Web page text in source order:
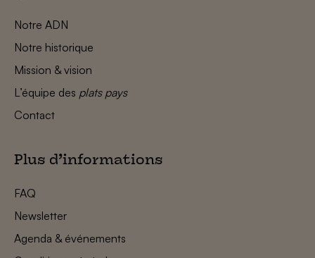
Notre ADN
Notre historique
Mission & vision
L’équipe des plats pays
Contact
Plus d’informations
FAQ
Newsletter
Agenda & événements